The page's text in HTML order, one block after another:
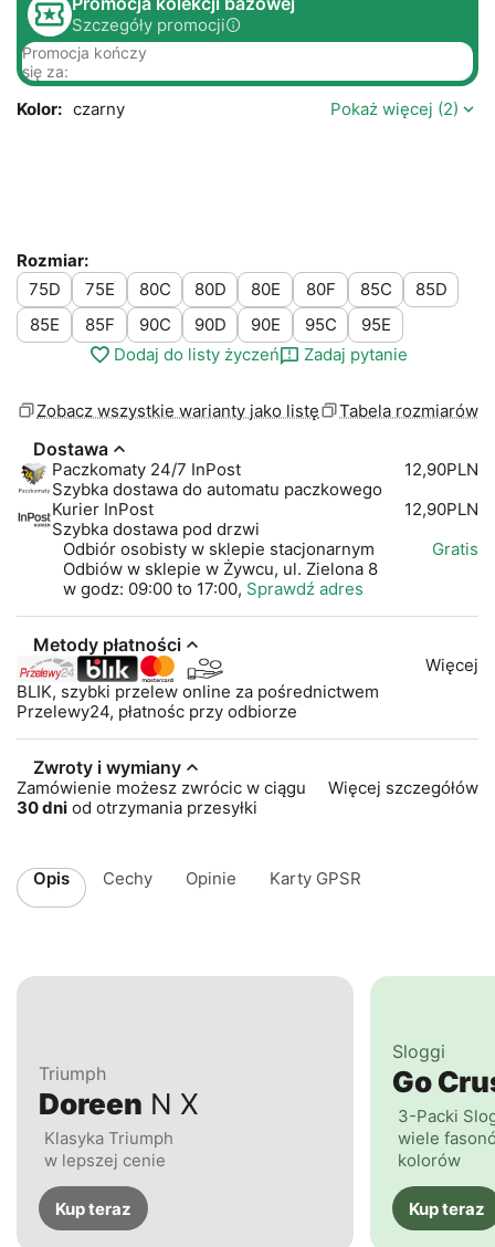
Szczegóły promocji
Promocja kończy
się za:
Kolor: czarny Pokaż więcej (2)
Rozmiar:
75D
75E 80C 80D 80E 80F 85C
85D
85E
85F 90C 90D 90E 95C
95E
Dodaj do listy życzeń
Zadaj pytanie
Zobacz wszystkie warianty jako listę Tabela rozmiarów
Dostawa
Paczkomaty 24/7 InPost
Szybka dostawa do automatu paczkowego
12,90PLN
Kurier InPost
Szybka dostawa pod drzwi
12,90PLN
Odbiór osobisty w sklepie stacjonarnym
Odbiów w sklepie w Żywcu, ul. Zielona 8
w godz: 09:00 to 17:00, Sprawdź adres
Gratis
Metody płatności
BLIK, szybki przelew online za pośrednictwem
Przelewy24, płatnośc przy odbiorze
Więcej
Zwroty i wymiany
Zamówienie możesz zwrócic w ciągu
30 dni od otrzymania przesyłki
Więcej szczegółów
Opis Cechy Opinie Karty GPSR
Triumph
Doreen N X
Klasyka Triumph
w lepszej cenie
Kup teraz
Sloggi
Go
3-Packi
wiele
kolorów
Kup teraz